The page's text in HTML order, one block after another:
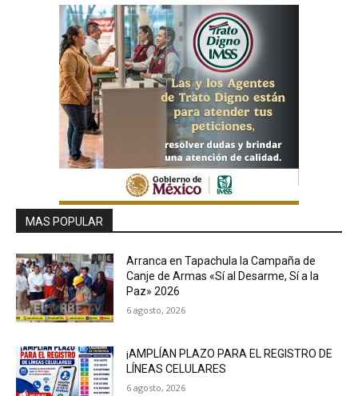
MAS POPULAR
Arranca en Tapachula la Campaña de
Canje de Armas «Sí al Desarme, Sí a la
Paz» 2026
6 agosto, 2026
¡AMPLÍAN PLAZO PARA EL REGISTRO DE
LÍNEAS CELULARES
6 agosto, 2026